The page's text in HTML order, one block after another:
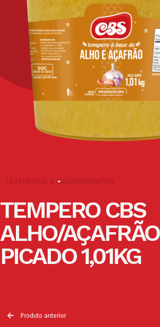
Produto anterior
TEMPEROS E CONDIMENTOS
TEMPERO CBS
ALHO/AÇAFRÃO
PICADO 1,01KG